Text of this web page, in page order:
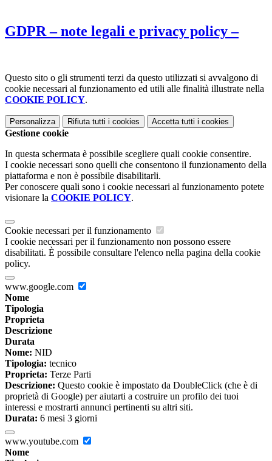
GDPR – note legali e privacy policy –
Questo sito o gli strumenti terzi da questo utilizzati si avvalgono di
cookie necessari al funzionamento ed utili alle finalità illustrate nella
COOKIE POLICY.
Personalizza Rifiuta tutti i cookies Accetta tutti i cookies
Gestione cookie
In questa schermata è possibile scegliere quali cookie consentire.
I cookie necessari sono quelli che consentono il funzionamento della
piattaforma e non è possibile disabilitarli.
Per conoscere quali sono i cookie necessari al funzionamento potete
visionare la COOKIE POLICY.
Cookie necessari per il funzionamento
I cookie necessari per il funzionamento non possono essere
disabilitati. È possibile consultare l'elenco nella pagina della cookie
policy.
www.google.com
Nome
Tipologia
Proprieta
Descrizione
Durata
Nome: NID
Tipologia: tecnico
Proprieta: Terze Parti
Descrizione: Questo cookie è impostato da DoubleClick (che è di
proprietà di Google) per aiutarti a costruire un profilo dei tuoi
interessi e mostrarti annunci pertinenti su altri siti.
Durata: 6 mesi 3 giorni
www.youtube.com
Nome